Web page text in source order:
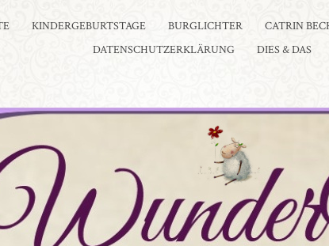
KINDERGEBURTSTAGE BURGLICHTER CATRIN
DATENSCHUTZERKLÄRUNG
DIES & DAS